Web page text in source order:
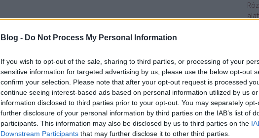
Blog - Do Not Process My Personal Information
If you wish to opt-out of the sale, sharing to third parties, or processing of your
sensitive information for targeted advertising by us, please use the below opt-out
confirm your selection. Please note that after your opt-out request is processed
continue seeing interest-based ads based on personal information utilized by us
information disclosed to third parties prior to your opt-out. You may separately
further disclosure of your personal information by third parties on the IAB’s list of
participants. This information may also be disclosed by us to third parties on the
Downstream Participants that may further disclose it to other third parties.